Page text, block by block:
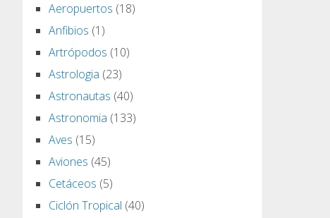
Aeropuertos (18)
Anfibios (1)
Artrópodos (10)
Astrologia (23)
Astronautas (40)
Astronomia (133)
Aves (15)
Aviones (45)
Cetáceos (5)
Ciclón Tropical (40)